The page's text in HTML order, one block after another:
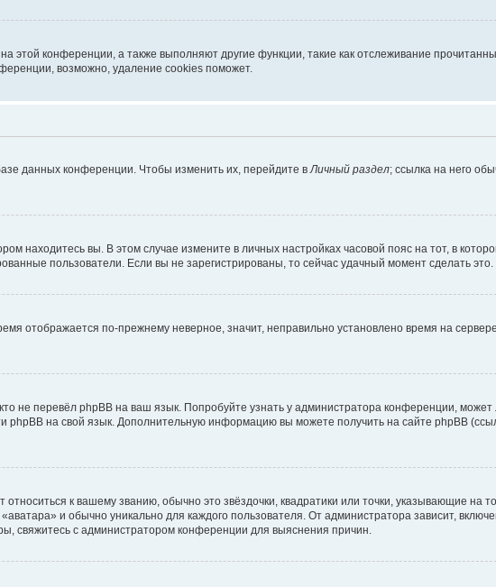
этой конференции, а также выполняют другие функции, такие как отслеживание
возможно, удаление cookies поможет.
данных конференции. Чтобы изменить их, перейдите в Личный раздел; ссылка на него
находитесь вы. В этом случае измените в личных настройках часовой пояс на тот, в
пользователи. Если вы не зарегистрированы, то сейчас удачный момент сделать это.
отображается по-прежнему неверное, значит, неправильно установлено время на
не перевёл phpBB на ваш язык. Попробуйте узнать у администратора конференции,
phpBB на свой язык. Дополнительную информацию вы можете получить на сайте phpBB
к вашему званию, обычно это звёздочки, квадратики или точки, указывающие на
и обычно уникально для каждого пользователя. От администратора зависит,
свяжитесь с администратором конференции для выяснения причин.